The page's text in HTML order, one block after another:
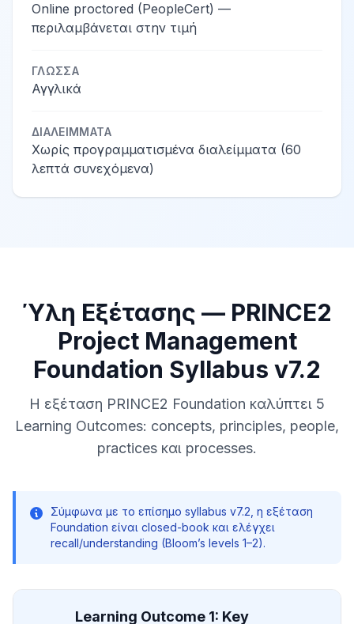
Online proctored (PeopleCert) —
περιλαμβάνεται στην τιμή
ΓΛΏΣΣΑ
Αγγλικά
ΔΙΑΛΕΊΜΜΑΤΑ
Χωρίς προγραμματισμένα διαλείμματα (60
λεπτά συνεχόμενα)
Ύλη Εξέτασης — PRINCE2
Project Management
Foundation Syllabus v7.2
Η εξέταση PRINCE2 Foundation καλύπτει 5
Learning Outcomes: concepts, principles, people,
practices και processes.
Σύμφωνα με το επίσημο syllabus v7.2, η εξέταση
Foundation είναι closed-book και ελέγχει
recall/understanding (Bloom’s levels 1–2).
Learning Outcome 1: Key